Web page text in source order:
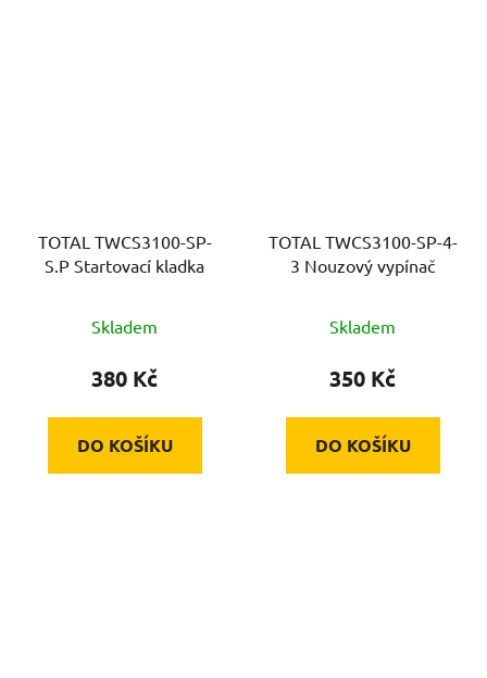
TOTAL TWCS3100-SP-
S.P Startovací kladka
Skladem
380 Kč
DO KOŠÍKU
TOTAL TWCS3100-SP-4-
3 Nouzový vypínač
Skladem
350 Kč
DO KOŠÍKU